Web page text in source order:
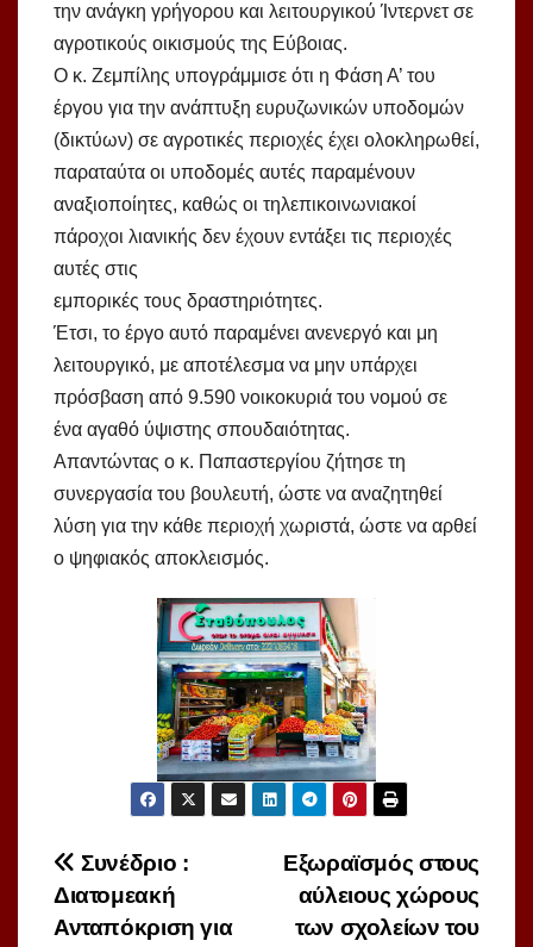
την ανάγκη γρήγορου και λειτουργικού Ίντερνετ σε
αγροτικούς οικισμούς της Εύβοιας.
Ο κ. Ζεμπίλης υπογράμμισε ότι η Φάση Α’ του
έργου για την ανάπτυξη ευρυζωνικών υποδομών
(δικτύων) σε αγροτικές περιοχές έχει ολοκληρωθεί,
παραταύτα οι υποδομές αυτές παραμένουν
αναξιοποίητες, καθώς οι τηλεπικοινωνιακοί
πάροχοι λιανικής δεν έχουν εντάξει τις περιοχές
αυτές στις
εμπορικές τους δραστηριότητες.
Έτσι, το έργο αυτό παραμένει ανενεργό και μη
λειτουργικό, με αποτέλεσμα να μην υπάρχει
πρόσβαση από 9.590 νοικοκυριά του νομού σε
ένα αγαθό ύψιστης σπουδαιότητας.
Απαντώντας ο κ. Παπαστεργίου ζήτησε τη
συνεργασία του βουλευτή, ώστε να αναζητηθεί
λύση για την κάθε περιοχή χωριστά, ώστε να αρθεί
ο ψηφιακός αποκλεισμός.
Πλοήγηση
άρθρων
Εξωραϊσμός στους
αύλειους χώρους
των σχολείων του
Συνέδριο :
Διατομεακή
Ανταπόκριση για